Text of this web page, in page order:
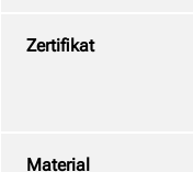
Zertifikat
Material